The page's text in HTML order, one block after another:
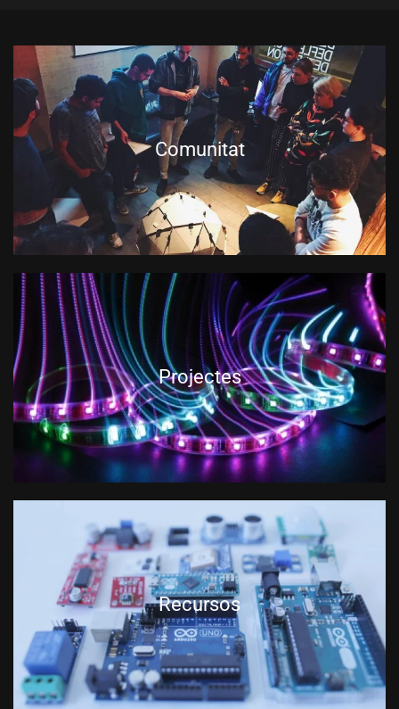
Comunitat
Projectes
Recursos